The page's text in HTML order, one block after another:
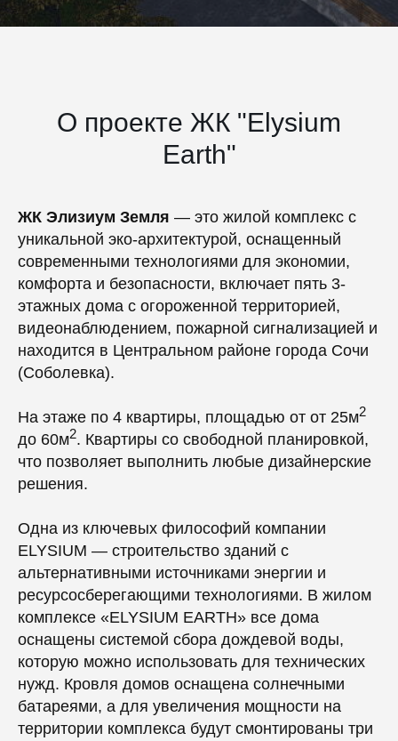
О проекте ЖК "Elysium
Earth"
ЖК Элизиум Земля — это жилой комплекс с
уникальной эко-архитектурой, оснащенный
современными технологиями для экономии,
комфорта и безопасности, включает пять 3-
этажных дома с огороженной территорией,
видеонаблюдением, пожарной сигнализацией и
находится в Центральном районе города Сочи
(Соболевка).
На этаже по 4 квартиры, площадью от от 25м2
до 60м2. Квартиры со свободной планировкой,
что позволяет выполнить любые дизайнерские
решения.
Одна из ключевых философий компании
ELYSIUM — строительство зданий с
альтернативными источниками энергии и
ресурсосберегающими технологиями. В жилом
комплексе «ELYSIUM EARTH» все дома
оснащены системой сбора дождевой воды,
которую можно использовать для технических
нужд. Кровля домов оснащена солнечными
батареями, а для увеличения мощности на
территории комплекса будут смонтированы три